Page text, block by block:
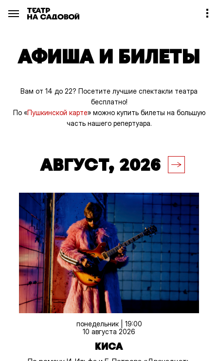
АФИША И БИЛЕТЫ
Вам от 14 до 22? Посетите лучшие спектакли театра
бесплатно!
По «Пушкинской карте» можно купить билеты на большую
часть нашего репертуара.
АВГУСТ, 2026
понедельник | 19:00
10 августа 2026
КИСА